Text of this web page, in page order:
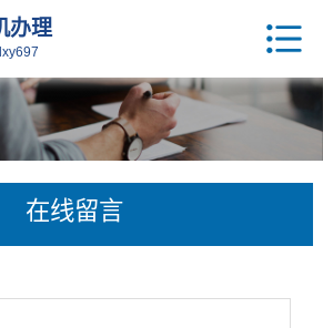
办理
在线留言